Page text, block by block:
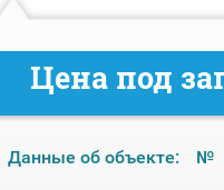
Цена под
Данные об объекте: №